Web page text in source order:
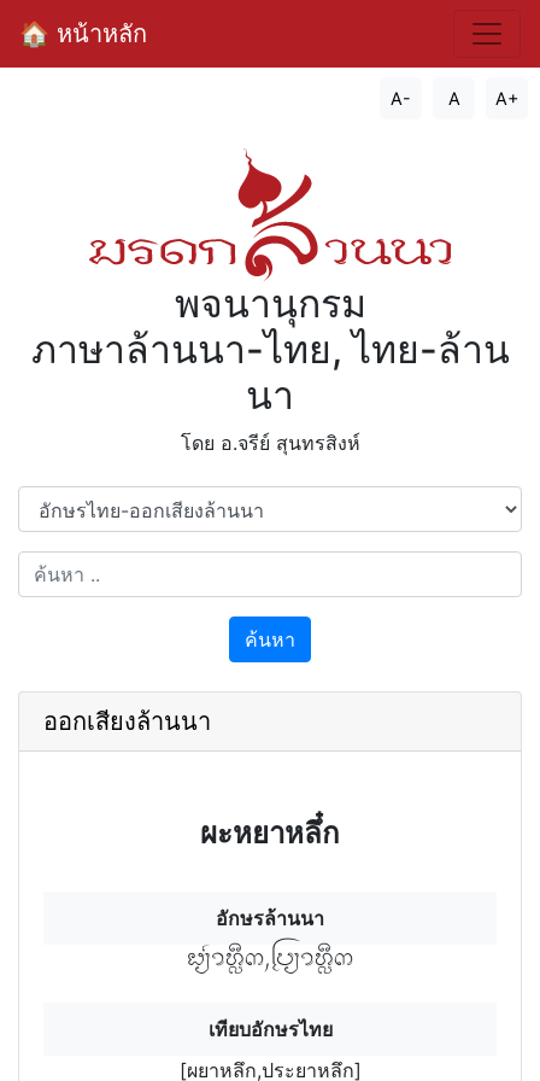
🏠 หน้าหลัก
A- A A+
พจนานุกรม
ภาษาล้านนา-ไทย, ไทย-ล้าน
นา
โดย อ.จรีย์​ สุนทรสิงห์
ค้นหา
ออกเสียงล้านนา
ผะหยาหลึ๋ก
อักษรล้านนา
ผๆยฯาหึลฯก,ระฯบยฯาหึลฯก
เทียบอักษรไทย
[ผยาหลึก,ประยาหลึก]